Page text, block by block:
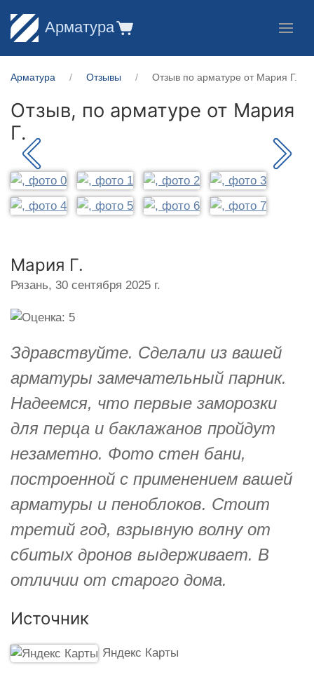
Арматура
Арматура Отзывы Отзыв по арматуре от Мария Г.
Отзыв, по арматуре от Мария
Г.
Мария Г.
Рязань, 30 сентября 2025 г.
Здравствуйте. Сделали из вашей
арматуры замечательный парник.
Надеемся, что первые заморозки
для перца и баклажанов пройдут
незаметно. Фото стен бани,
построенной с применением вашей
арматуры и пеноблоков. Стоит
третий год, взрывную волну от
сбитых дронов выдерживает. В
отличии от старого дома.
Источник
Яндекс Карты